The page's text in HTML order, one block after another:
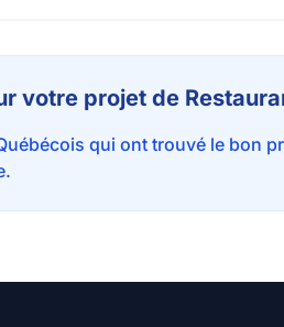
votre projet de
qui ont trouvé le bon